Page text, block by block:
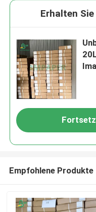
Erhalten
Empfohlene Produkte